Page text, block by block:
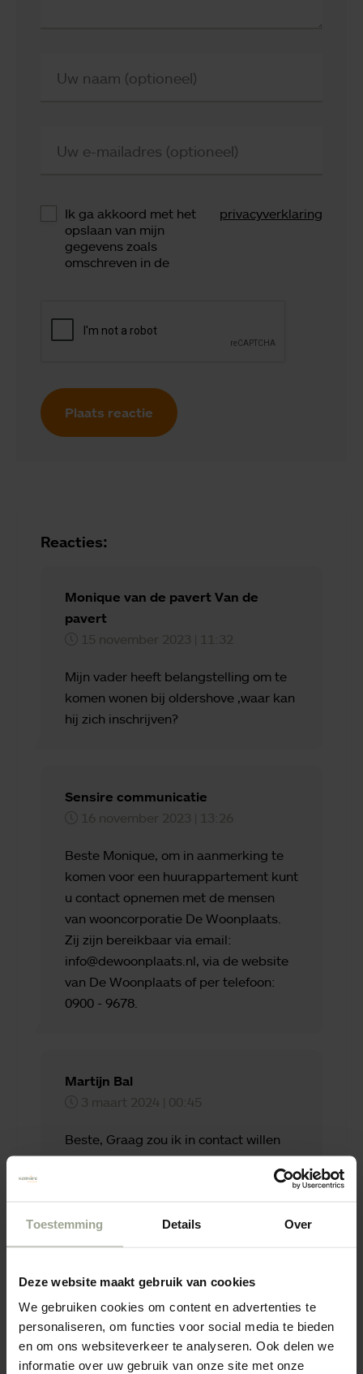
Toestemming Details Over
Deze website maakt gebruik van cookies
We gebruiken cookies om content en advertenties te
personaliseren, om functies voor social media te bieden
en om ons websiteverkeer te analyseren. Ook delen we
informatie over uw gebruik van onze site met onze
Uw naam (optioneel)
Uw e-mailadres (optioneel)
Ik ga akkoord met het
opslaan van mijn
gegevens zoals
omschreven in de
privacyverklaring
Plaats reactie
Reacties:
Monique van de pavert Van de
pavert
15 november 2023 | 11:32
Mijn vader heeft belangstelling om te
komen wonen bij oldershove ,waar kan
hij zich inschrijven?
Sensire communicatie
16 november 2023 | 13:26
Beste Monique, om in aanmerking te
komen voor een huurappartement kunt
u contact opnemen met de mensen
van wooncorporatie De Woonplaats.
Zij zijn bereikbaar via email:
info@dewoonplaats.nl, via de website
van De Woonplaats of per telefoon:
0900 - 9678.
Martijn Bal
3 maart 2024 | 00:45
Beste, Graag zou ik in contact willen
komen met de woonzorg consulent tbv
mijn ouders. Het betreft het huren van
Martijn Bal
Team Communicatie
4 maart 2024 | 09:43
Dank voor uw reactie. We hebben u